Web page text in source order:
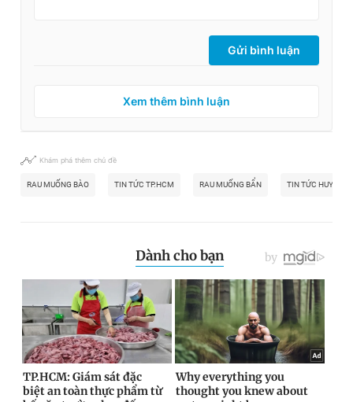
Gửi bình luận
Xem thêm bình luận
Khám phá thêm chủ đề
RAU MUỐNG BÀO TIN TỨC TP.HCM RAU MUỐNG BẨN TIN TỨC HUYỆN